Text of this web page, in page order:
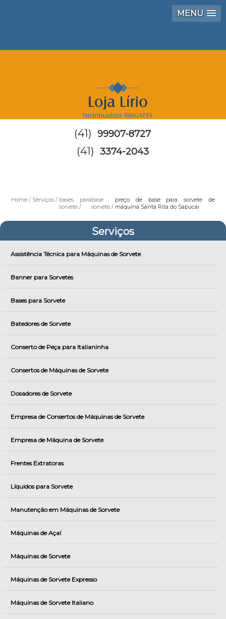
MENU
(41) 99907-8727
(41) 3374-2043
Home Serviços
bases para
sorvete
base
sorvete
preço de base para sorvete de
máquina Santa Rita do Sapucai
Serviços
Assistência Técnica para Máquinas de Sorvete
Banner para Sorvetes
Bases para Sorvete
Batedores de Sorvete
Conserto de Peça para Italianinha
Consertos de Máquinas de Sorvete
Dosadores de Sorvete
Empresa de Consertos de Máquinas de Sorvete
Empresa de Máquina de Sorvete
Frentes Extratoras
Líquidos para Sorvete
Manutenção em Máquinas de Sorvete
Máquinas de Açaí
Máquinas de Sorvete
Máquinas de Sorvete Expresso
Máquinas de Sorvete Italiano